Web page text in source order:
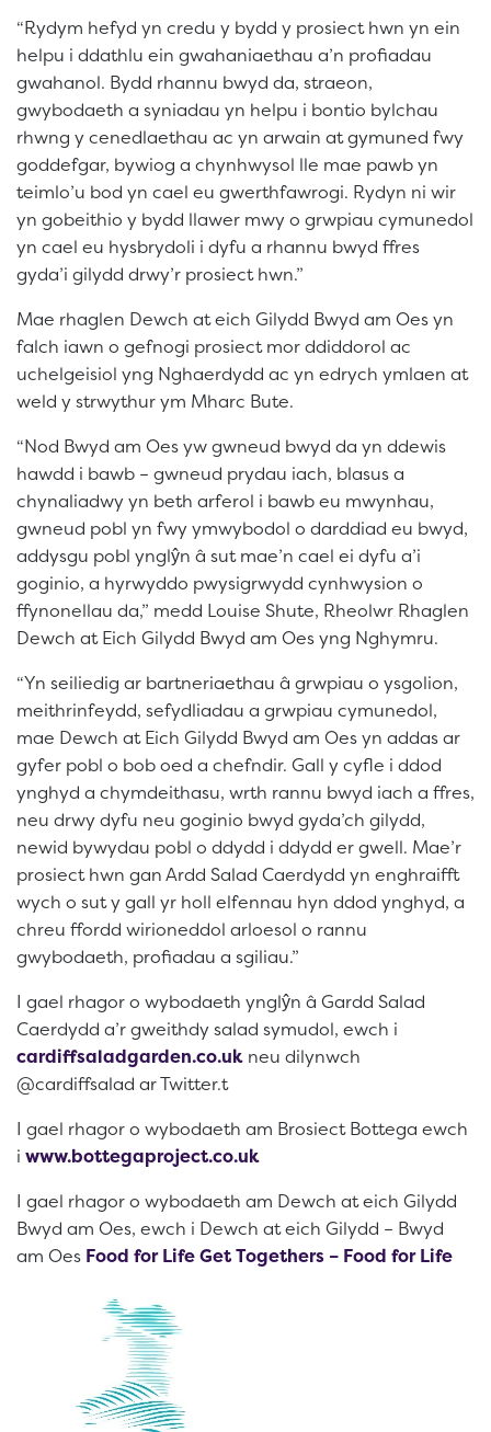
“Rydym hefyd yn credu y bydd y prosiect hwn yn ein
helpu i ddathlu ein gwahaniaethau a’n profiadau
gwahanol. Bydd rhannu bwyd da, straeon,
gwybodaeth a syniadau yn helpu i bontio bylchau
rhwng y cenedlaethau ac yn arwain at gymuned fwy
goddefgar, bywiog a chynhwysol lle mae pawb yn
teimlo’u bod yn cael eu gwerthfawrogi. Rydyn ni wir
yn gobeithio y bydd llawer mwy o grwpiau cymunedol
yn cael eu hysbrydoli i dyfu a rhannu bwyd ffres
gyda’i gilydd drwy’r prosiect hwn.”
Mae rhaglen Dewch at eich Gilydd Bwyd am Oes yn
falch iawn o gefnogi prosiect mor ddiddorol ac
uchelgeisiol yng Nghaerdydd ac yn edrych ymlaen at
weld y strwythur ym Mharc Bute.
“Nod Bwyd am Oes yw gwneud bwyd da yn ddewis
hawdd i bawb – gwneud prydau iach, blasus a
chynaliadwy yn beth arferol i bawb eu mwynhau,
gwneud pobl yn fwy ymwybodol o darddiad eu bwyd,
addysgu pobl ynglŷn â sut mae’n cael ei dyfu a’i
goginio, a hyrwyddo pwysigrwydd cynhwysion o
ffynonellau da,” medd Louise Shute, Rheolwr Rhaglen
Dewch at Eich Gilydd Bwyd am Oes yng Nghymru.
“Yn seiliedig ar bartneriaethau â grwpiau o ysgolion,
meithrinfeydd, sefydliadau a grwpiau cymunedol,
mae Dewch at Eich Gilydd Bwyd am Oes yn addas ar
gyfer pobl o bob oed a chefndir. Gall y cyfle i ddod
ynghyd a chymdeithasu, wrth rannu bwyd iach a ffres,
neu drwy dyfu neu goginio bwyd gyda’ch gilydd,
newid bywydau pobl o ddydd i ddydd er gwell. Mae’r
prosiect hwn gan Ardd Salad Caerdydd yn enghraifft
wych o sut y gall yr holl elfennau hyn ddod ynghyd, a
chreu ffordd wirioneddol arloesol o rannu
gwybodaeth, profiadau a sgiliau.”
I gael rhagor o wybodaeth ynglŷn â Gardd Salad
Caerdydd a’r gweithdy salad symudol, ewch i
cardiffsaladgarden.co.uk neu dilynwch
@cardiffsalad ar Twitter.t
I gael rhagor o wybodaeth am Brosiect Bottega ewch
i www.bottegaproject.co.uk
I gael rhagor o wybodaeth am Dewch at eich Gilydd
Bwyd am Oes, ewch i Dewch at eich Gilydd – Bwyd
am Oes Food for Life Get Togethers – Food for Life